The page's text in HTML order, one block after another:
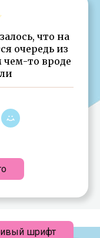
что на
очередь из
чем-то вроде
шрифт